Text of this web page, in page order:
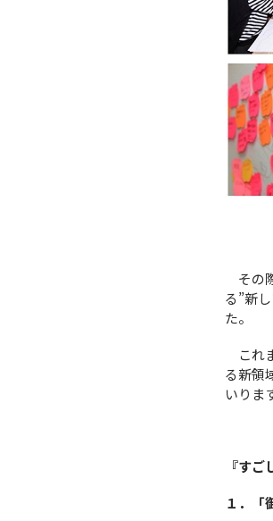
その
る”新
た。
これ
る新領
いりま
『す
１．「